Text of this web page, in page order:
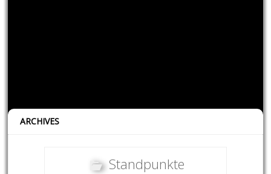
ARCHIVES
Standpunkte